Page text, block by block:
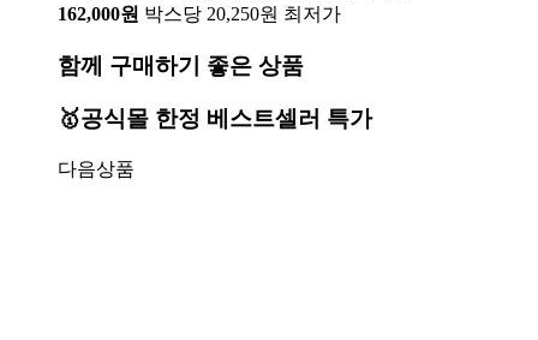
162,000원 박스당 20,250원 최저가
함께 구매하기 좋은 상품
🥇공식몰 한정 베스트셀러 특가
다음상품